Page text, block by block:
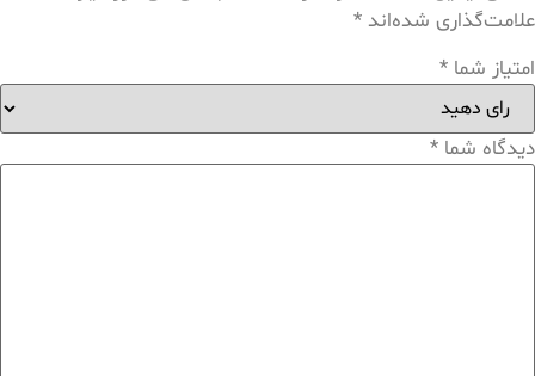
علامت‌گذاری شده‌اند *
امتیاز شما *
دیدگاه شما *